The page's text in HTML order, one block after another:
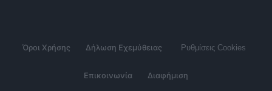
Όροι Χρήσης Δήλωση Εχεμύθειας Ρυθμίσεις Cookies
Επικοινωνία Διαφήμιση